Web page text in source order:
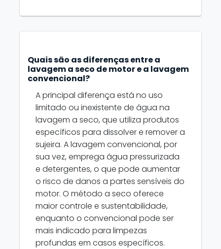
Quais são as diferenças entre a
lavagem a seco de motor e a lavagem
convencional?
A principal diferença está no uso
limitado ou inexistente de água na
lavagem a seco, que utiliza produtos
específicos para dissolver e remover a
sujeira. A lavagem convencional, por
sua vez, emprega água pressurizada
e detergentes, o que pode aumentar
o risco de danos a partes sensíveis do
motor. O método a seco oferece
maior controle e sustentabilidade,
enquanto o convencional pode ser
mais indicado para limpezas
profundas em casos específicos.